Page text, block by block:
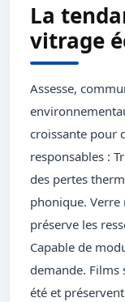
La
vitrage
Assesse,
croissante pour
responsables :
des pertes
phonique.
préserve les
Capable de
demande. Films
été et